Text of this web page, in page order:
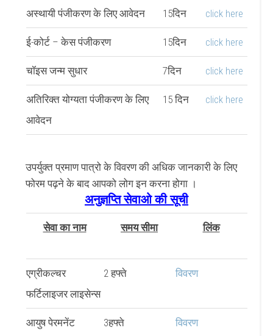
अस्थायी पंजीकरण के लिए आवेदन 15दिन click here
ई-कोर्ट – केस पंजीकरण 15दिन click here
चॉइस जन्म सुधार 7दिन click here
अतिरिक्त योग्यता पंजीकरण के लिए
आवेदन
15 दिन click here
उपर्युक्त प्रमाण पात्रो के विवरण की अधिक जानकारी के लिए
फोरम पढ़ने के बाद आपको लोग इन करना होगा ।
अनुज्ञप्ति सेवाओ की सूची
सेवा का नाम समय सीमा लिंक
एग्रीकल्चर
फर्टिलाइजर लाइसेन्स
2 हफ्ते विवरण
आयुष पेरमनेंट
3हफ्ते विवरण